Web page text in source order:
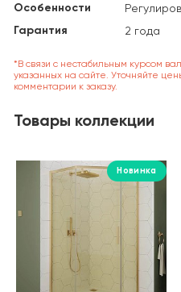
Особенности
Гарантия 2 года
*В связи с нестабильным курсом
указанных на сайте. Уточняйте
комментарии к заказу.
Товары коллекции
Новинка